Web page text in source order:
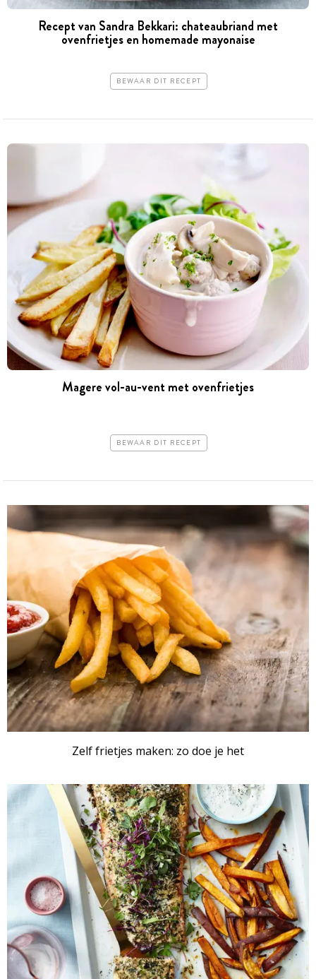
Recept van Sandra Bekkari: chateaubriand met
ovenfrietjes en homemade mayonaise
BEWAAR DIT RECEPT
Magere vol-au-vent met ovenfrietjes
BEWAAR DIT RECEPT
Zelf frietjes maken: zo doe je het